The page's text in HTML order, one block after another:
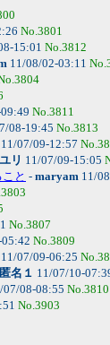
No.3801
15:01 No.3812
11/08/02-03:11
No.3811
08-19:45 No.3813
07/09-12:57
ユリ 11/07/09-15:05
と - maryam 11/
No.3807
No.3809
11/07/09-06:25
匿名１ 11/07/10-
07/08-08:55 No.3810
No.3903